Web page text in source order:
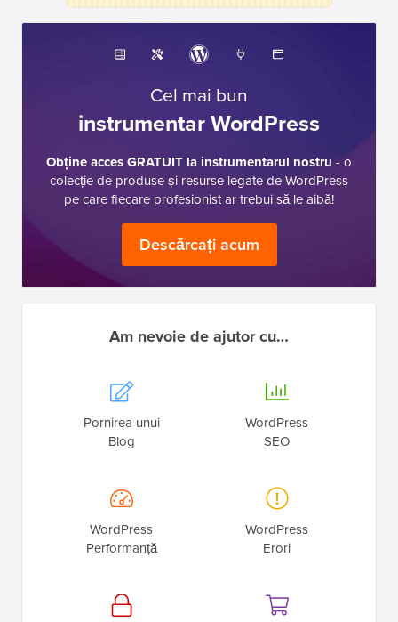
Cel mai bun
instrumentar WordPress
Obține acces GRATUIT la instrumentarul nostru - o
colecție de produse și resurse legate de WordPress
pe care fiecare profesionist ar trebui să le aibă!
Descărcați acum
Am nevoie de ajutor cu…
Pornirea unui
Blog
WordPress
SEO
WordPress
Performanță
WordPress
Erori